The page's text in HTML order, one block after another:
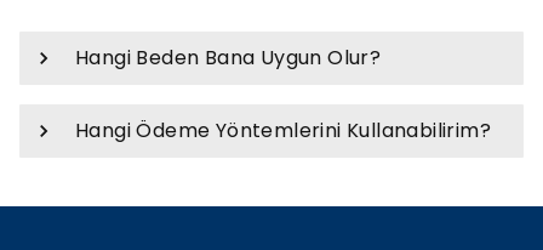
Hangi Beden Bana Uygun Olur?
Hangi Ödeme Yöntemlerini Kullanabilirim?